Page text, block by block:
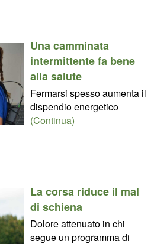
Una camminata
intermittente fa bene
alla salute
Fermarsi spesso aumenta il
dispendio energetico
(Continua)
La corsa riduce il mal
di schiena
Dolore attenuato in chi
segue un programma di